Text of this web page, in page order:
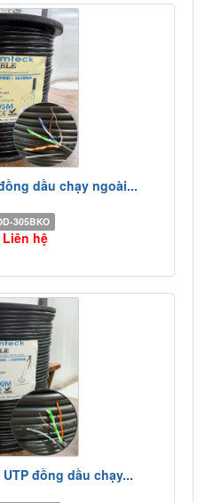
dầu chạy ngoài...
305BKO
Liên hệ
đồng dầu chạy...